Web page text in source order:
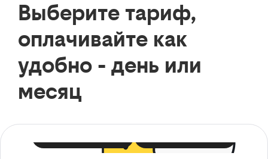
Выберите тариф,
оплачивайте как
удобно - день или
месяц